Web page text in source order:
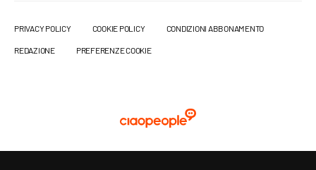
PRIVACY POLICY COOKIE POLICY CONDIZIONI ABBONAMENTO
REDAZIONE PREFERENZE COOKIE